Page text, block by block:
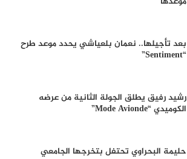
بعد تأجيلها.. نعمان بلعياشي يحدد موعد طرح
“Sentiment”
رشيد رفيق يطلق الجولة الثانية من عرضه
الكوميدي “Mode Avionde”
حليمة البحراوي تحتفل بتخرجها الجامعي